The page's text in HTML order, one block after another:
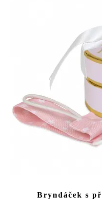
Bryndáček s